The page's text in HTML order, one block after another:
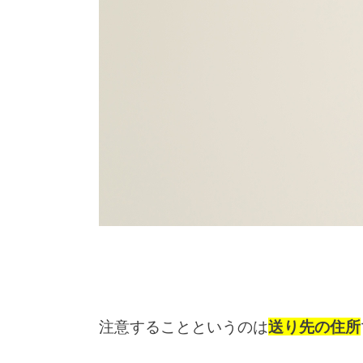
注意することというのは送り先の住所